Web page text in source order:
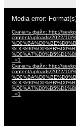
Media error:
Скачать файл: http://
content/uploads/2022/10/
_=1
Скачать файл: http://
content/uploads/2022/10/
_=1